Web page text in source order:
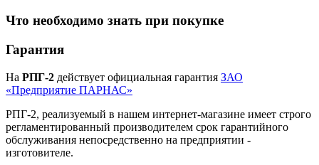
Что необходимо знать при покупке
Гарантия
На РПГ-2 действует официальная гарантия ЗАО
«Предприятие ПАРНАС»
РПГ-2, реализуемый в нашем интернет-магазине имеет строго
регламентированный производителем срок гарантийного
обслуживания непосредственно на предприятии -
изготовителе.